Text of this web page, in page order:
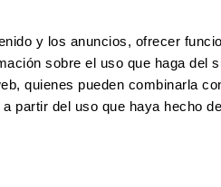
y los anuncios, ofrecer
sobre el uso que haga del
quienes pueden combinarla
partir del uso que haya hecho
lúpulo silvestre
intermedias Use TAB para
Página
79